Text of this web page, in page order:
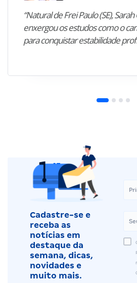
“Natural de Frei Paulo (SE),
enxergou os estudos como o
para conquistar estabilidade
Cadastre-se e
receba as
notícias em
destaque da
semana, dicas,
novidades e
muito mais.